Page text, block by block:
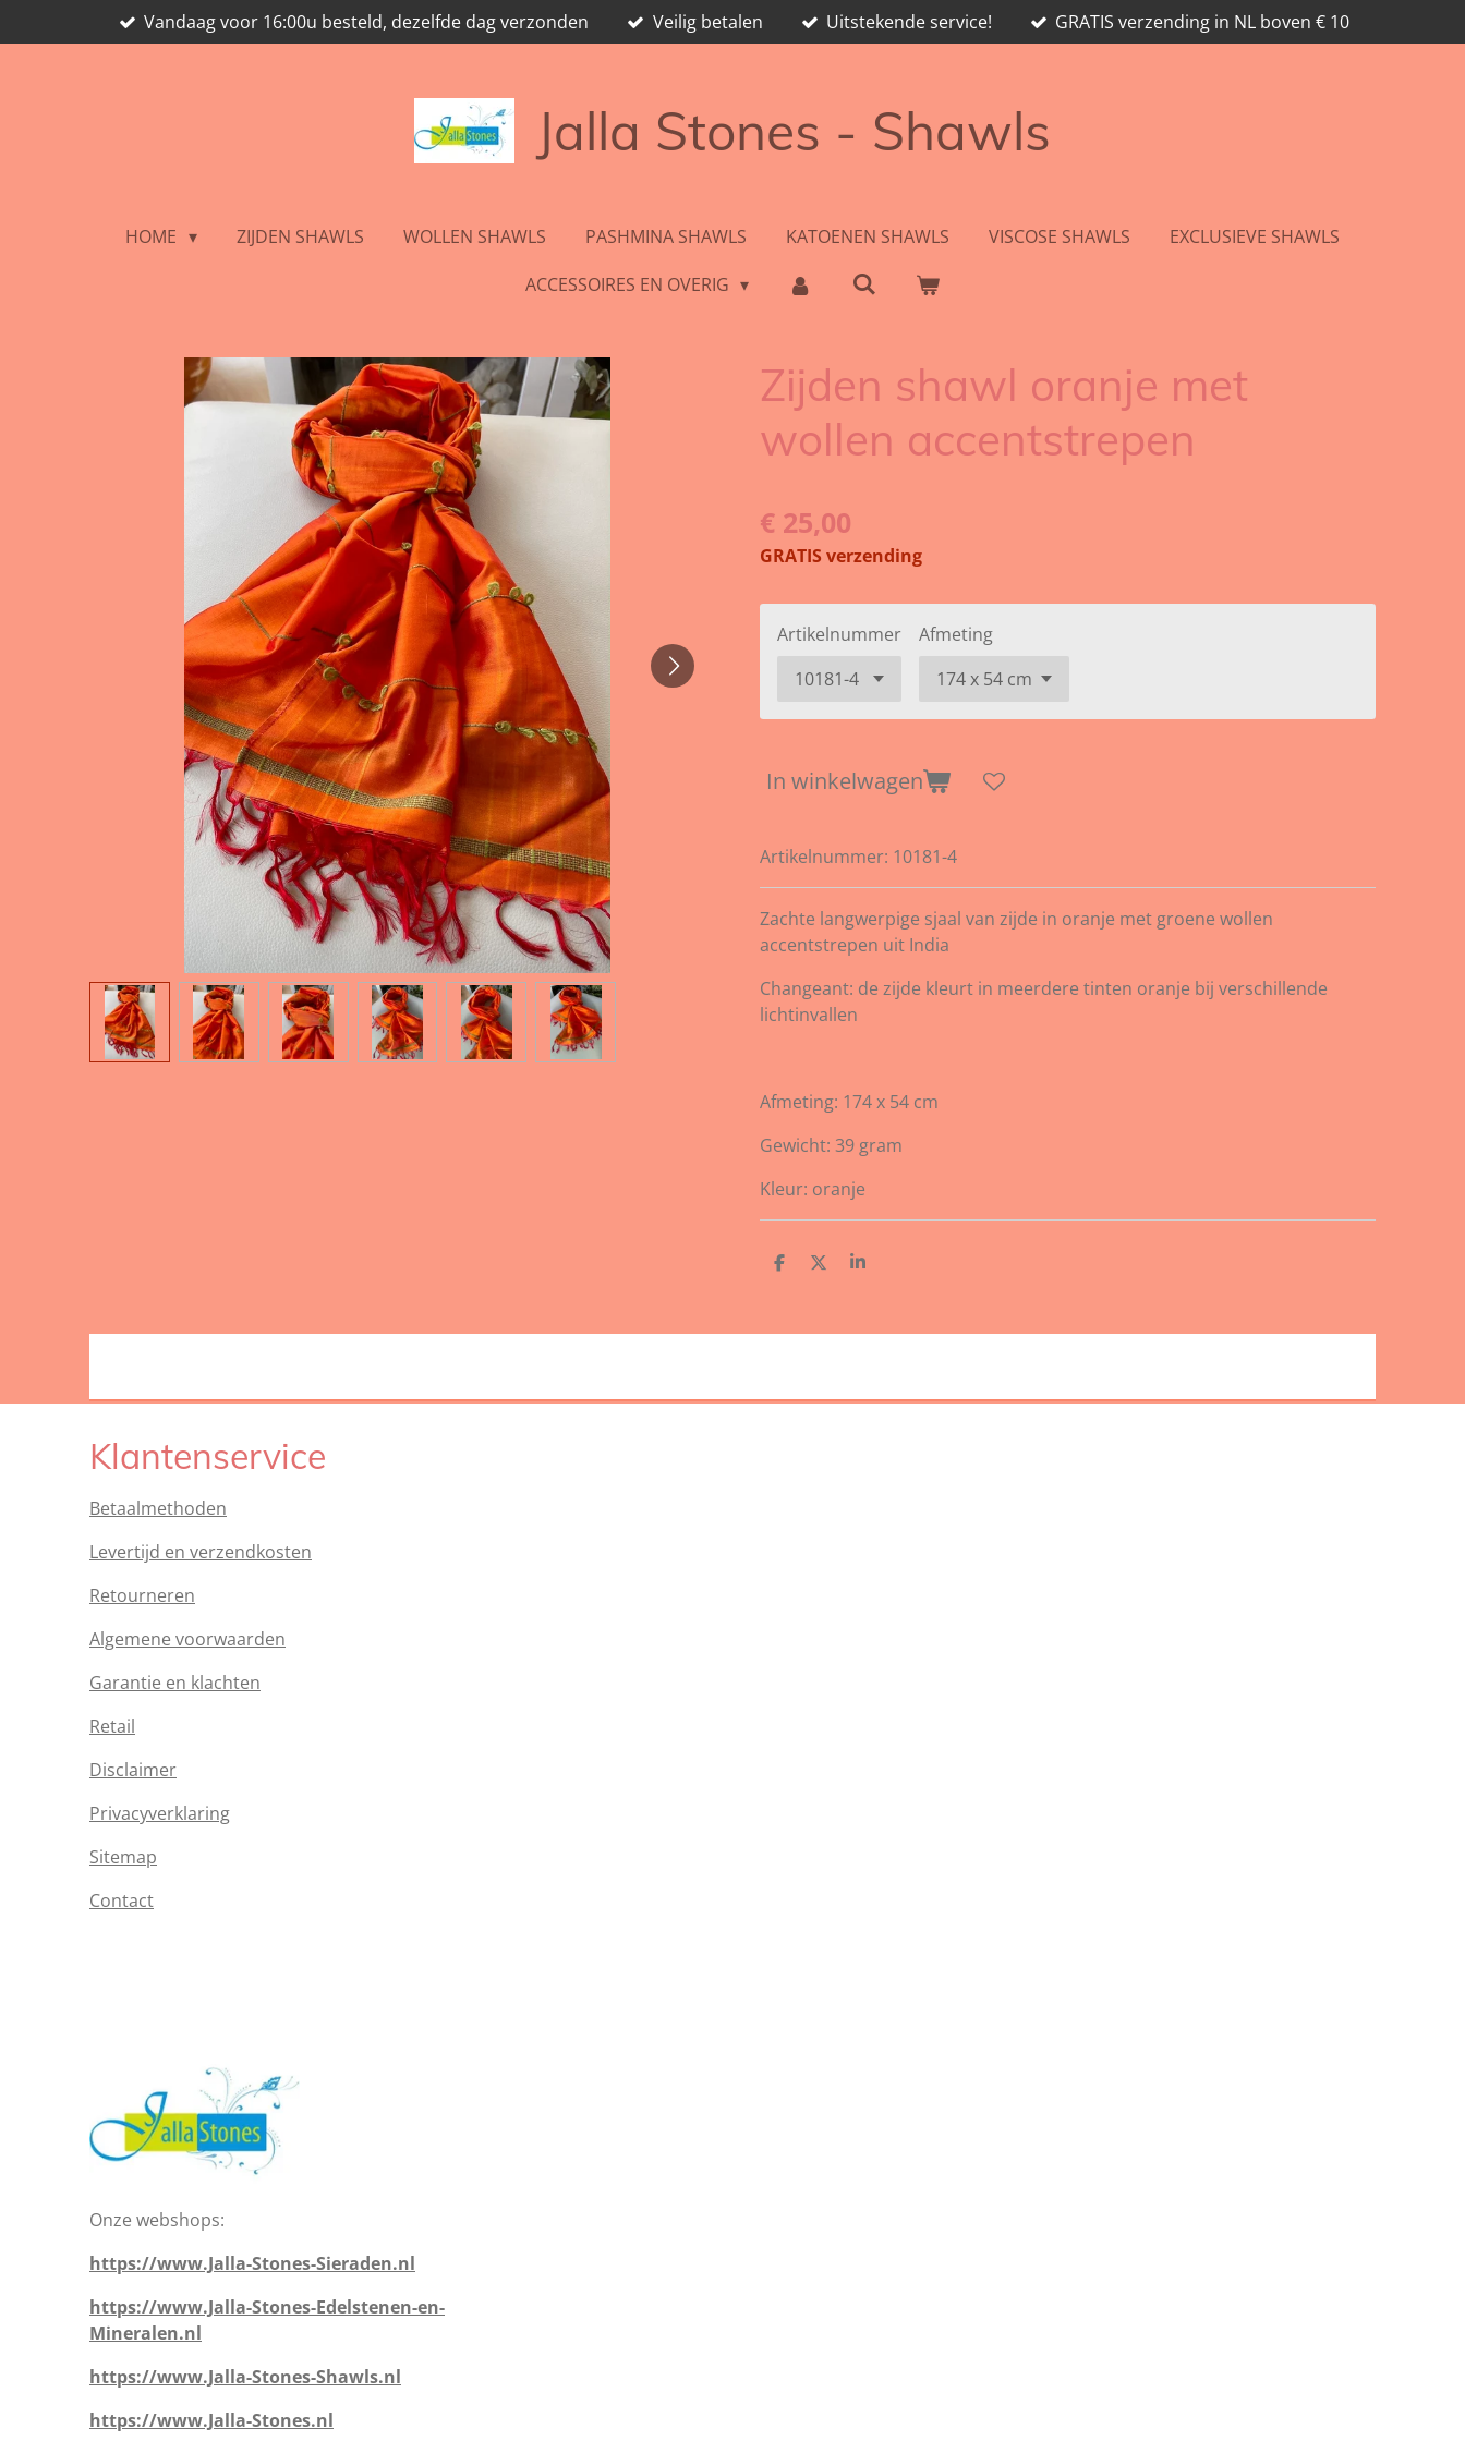
direct
Vandaag voor 16:00u besteld, dezelfde dag verzonden Veilig betalen Uitstekende service! GRATIS verzending in NL boven € 10
Jalla Stones - Shawls
HOME ZIJDEN SHAWLS WOLLEN SHAWLS PASHMINA SHAWLS KATOENEN SHAWLS VISCOSE SHAWLS
EXCLUSIEVE SHAWLS
ACCESSOIRES EN OVERIG
Zijden shawl oranje met
wollen accentstrepen
€ 25,00
GRATIS verzending
Artikelnummer Afmeting
In winkelwagen
Artikelnummer: 10181-4
Zachte langwerpige sjaal van zijde in oranje met groene wollen
accentstrepen uit India
Changeant: de zijde kleurt in meerdere tinten oranje bij verschillende
lichtinvallen
Afmeting: 174 x 54 cm
Gewicht: 39 gram
Kleur: oranje
D
n
D
S
e
Klantenservice
Betaalmethoden
Levertijd en verzendkosten
Retourneren
Algemene voorwaarden
Garantie en klachten
Retail
Disclaimer
Privacyverklaring
Sitemap
Contact
Onze webshops:
https://www.Jalla-Stones-Sieraden.nl
https://www.Jalla-Stones-Edelstenen-en-
Mineralen.nl
https://www.Jalla-Stones-Shawls.nl
https://www.Jalla-Stones.nl